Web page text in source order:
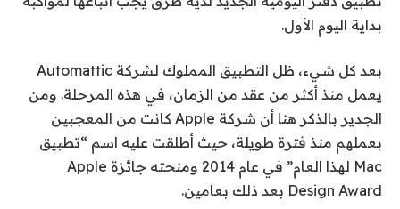
بداية اليوم الأول.
بعد كل شيء، ظل التطبيق المملوك لشركة Automattic
يعمل منذ أكثر من عقد من الزمان، في هذه المرحلة. ومن
الجدير بالذكر هنا أن شركة Apple كانت من المعجبين
بعملهم منذ فترة طويلة، حيث أطلقت عليه اسم “تطبيق
Mac لهذا العام” في عام 2014 ومنحته جائزة Apple
Design Award بعد ذلك بعامين.